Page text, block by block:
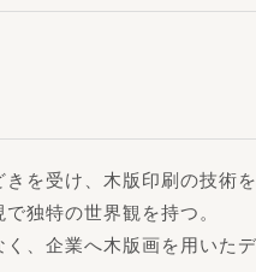
を受け、木版印刷の技術
独特の世界観を持つ。
、企業へ木版画を用いた